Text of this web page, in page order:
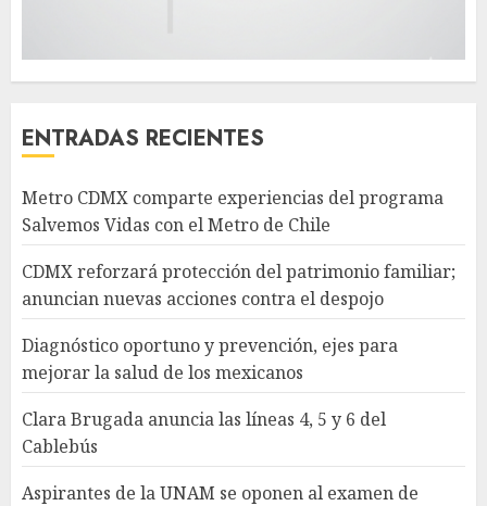
ENTRADAS RECIENTES
Metro CDMX comparte experiencias del programa
Salvemos Vidas con el Metro de Chile
CDMX reforzará protección del patrimonio familiar;
anuncian nuevas acciones contra el despojo
Diagnóstico oportuno y prevención, ejes para
mejorar la salud de los mexicanos
Clara Brugada anuncia las líneas 4, 5 y 6 del
Cablebús
Aspirantes de la UNAM se oponen al examen de